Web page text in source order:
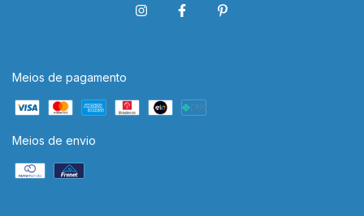
Meios de pagamento
Meios de envio